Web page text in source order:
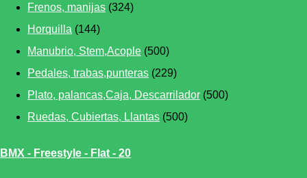
Frenos, manijas (324)
Horquilla (144)
Manubrio, Stem,Acople (500)
Pedales, trabas,punteras (229)
Plato, palancas,Caja, Descarrilador (500)
Ruedas, Cubiertas, Llantas (500)
BMX - Freestyle - Flat - 20